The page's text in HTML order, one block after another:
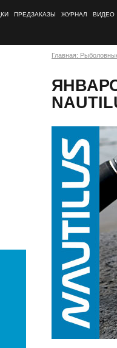
ПРЕДЗАКАЗЫ ЖУРНАЛ ВИДЕО
Главная: